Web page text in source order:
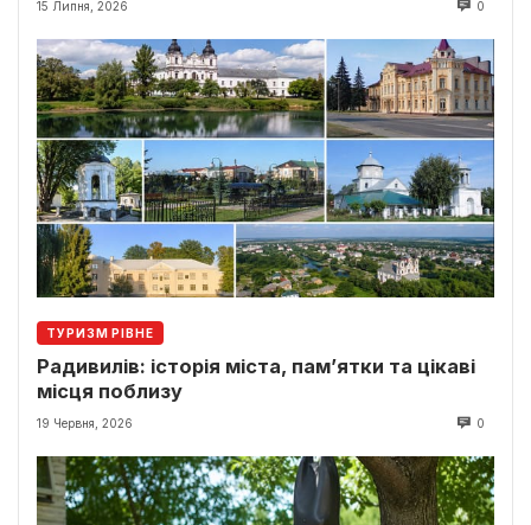
15 Липня, 2026 0
ТУРИЗМ РІВНЕ
Радивилів: історія міста, пам’ятки та цікаві
місця поблизу
19 Червня, 2026 0